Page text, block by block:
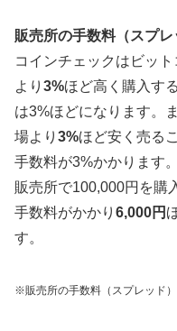
販売所の手数料（スプ
コインチェックはビッ
より 3%ほど高く購入す
は3%ほどになります。
場より 3%ほど安く売る
手数料が3%かかります。
販売所で100,000円を購
手数料がかかり 6,000円
す。
※販売所の手数料（スプレッド